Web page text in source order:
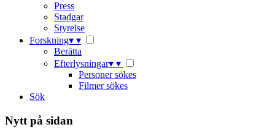
Press
Stadgar
Styrelse
Forskning▾ ▾
Berätta
Efterlysningar▾ ▾
Personer sökes
Filmer sökes
Sök
Nytt på sidan